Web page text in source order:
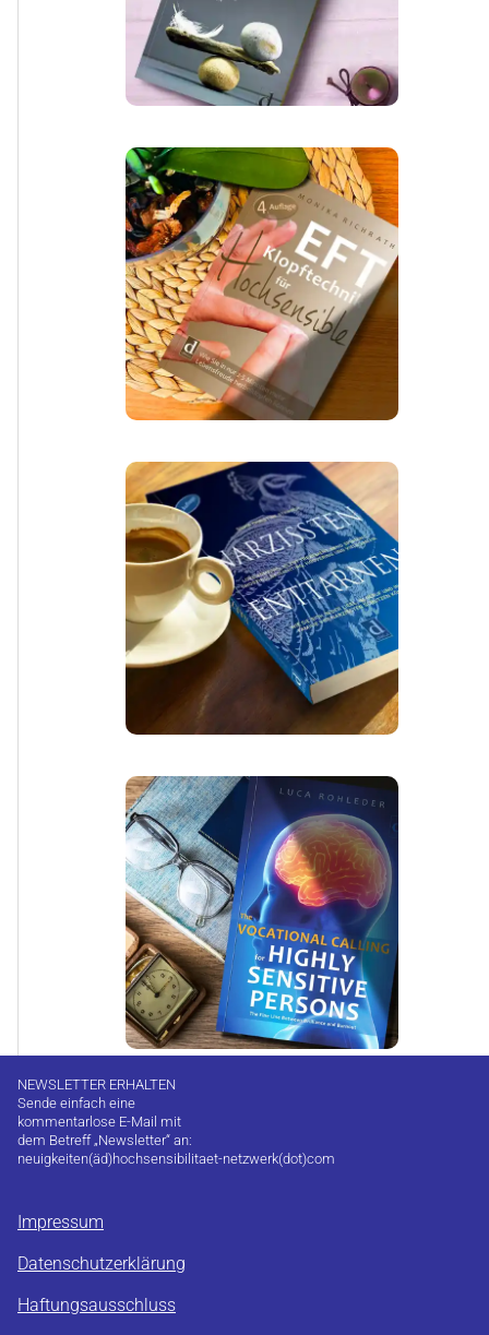
NEWSLETTER ERHALTEN
Sende einfach eine
kommentarlose E-Mail mit
dem Betreff „Newsletter“ an:
neuigkeiten(äd)hochsensibilitaet-netzwerk(dot)com
Impressum
Datenschutzerklärung
Haftungsausschluss